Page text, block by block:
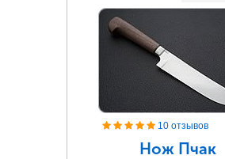
10 отзывов
Нож Пчак